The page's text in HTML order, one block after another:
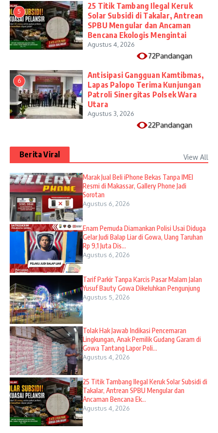
5
25 Titik Tambang Ilegal Keruk
Solar Subsidi di Takalar, Antrean
SPBU Mengular dan Ancaman
Bencana Ekologis Mengintai
Agustus 4, 2026
72Pandangan
6
Antisipasi Gangguan Kamtibmas,
Lapas Palopo Terima Kunjungan
Patroli Sinergitas Polsek Wara
Utara
Agustus 3, 2026
22Pandangan
Berita Viral View All
​Marak Jual Beli iPhone Bekas Tanpa IMEI
Resmi di Makassar, Gallery Phone Jadi
Sorotan
Agustus 6, 2026
Enam Pemuda Diamankan Polisi Usai Diduga
Gelar Judi Balap Liar di Gowa, Uang Taruhan
Rp 9,1 Juta Dis...
Agustus 6, 2026
Tarif Parkir Tanpa Karcis Pasar Malam Jalan
Yusuf Bauty Gowa Dikeluhkan Pengunjung
Agustus 5, 2026
Tolak Hak Jawab Indikasi Pencemaran
Lingkungan, Anak Pemilik Gudang Garam di
Gowa Tantang Lapor Poli...
Agustus 4, 2026
25 Titik Tambang Ilegal Keruk Solar Subsidi di
Takalar, Antrean SPBU Mengular dan
Ancaman Bencana Ek...
Agustus 4, 2026